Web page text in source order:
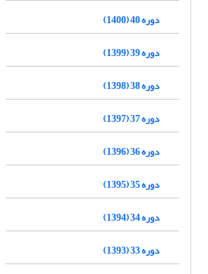
دوره 40 (1400)
دوره 39 (1399)
دوره 38 (1398)
دوره 37 (1397)
دوره 36 (1396)
دوره 35 (1395)
دوره 34 (1394)
دوره 33 (1393)